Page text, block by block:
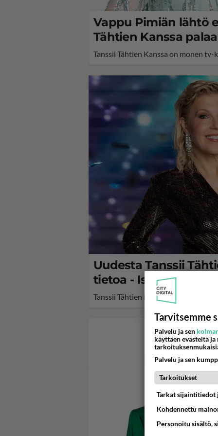
Vappu Pimiän lähtö
Tähtien Kanssa palaa
Tanssii Tähtien Kanssa on monen
Uudesta Tanssii
tietoa - Iso muutos
Tanssii Tähtien Kanssa starttaa
Tarvitsemme
Palvelu ja sen
käyttäen evästeitä
Palvelu ja sen
Tarkoitukset
Tarkat sijaintitiedot
Kohdennettu
Personoitu sisältö,